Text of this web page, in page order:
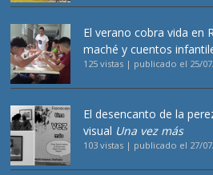
El verano cobra vida en
maché y cuentos
125 vistas | publicado el 25/
El desencanto de la
visual Una vez más
103 vistas | publicado el 27/